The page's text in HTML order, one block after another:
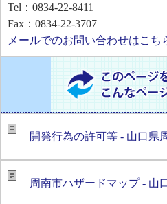
Tel：0834-22-8411
Fax：0834-22-3707
メールでのお問い合わせはこち
開発行為の許可等 - 山口県
周南市ハザードマップ - 山